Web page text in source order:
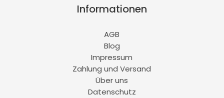
Informationen
AGB
Blog
Impressum
Zahlung und Versand
Über uns
Datenschutz